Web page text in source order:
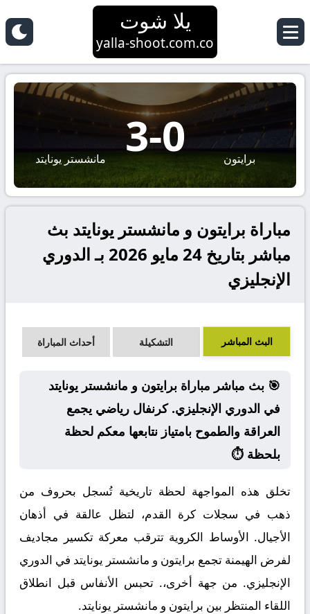
يلا شوت
yalla-shoot.com.co
برايتون 0
-
3 مانشستر يونايتد
مباراة برايتون و مانشستر يونايتد بث
مباشر بتاريخ 24 مايو 2026 بـ الدوري
الإنجليزي
البث المباشر التشكيلة أحداث المباراة
🎯 بث مباشر مباراة برايتون و مانشستر يونايتد
في الدوري الإنجليزي. كرنفال رياضي يجمع
العراقة والطموح بامتياز نتابعها معكم لحظة
بلحظة ⏱️
تخلق هذه المواجهة لحظة تاريخية تُسجل بحروف من
ذهب في سجلات كرة القدم، لتظل عالقة في أذهان
الأجيال. الأوساط الكروية تترقب معركة تكسير مجاديف
لفرض الهيمنة تجمع برايتون و مانشستر يونايتد في الدوري
الإنجليزي. من جهة أخرى،. تحبس الأنفاس قبل انطلاق
اللقاء المنتظر بين برايتون و مانشستر يونايتد.